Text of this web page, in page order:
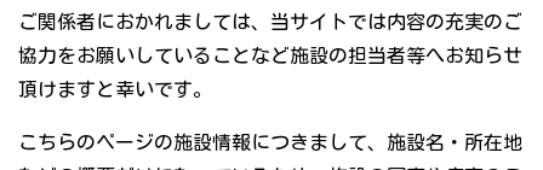
ご関係者におかれましては、当サイトでは内容の充実のご
協力をお願いしていることなど施設の担当者等へお知らせ
頂けますと幸いです。
こちらのページの施設情報につきまして、施設名・所在地